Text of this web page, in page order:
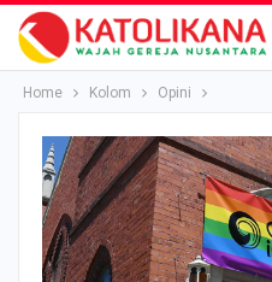
Home Kolom Opini